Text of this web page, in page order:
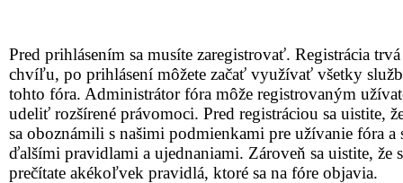
Pred prihlásením sa musíte zaregistrovať. Registrácia
chvíľu, po prihlásení môžete začať využívať všetky
tohto fóra. Administrátor fóra môže registrovaným
udeliť rozšírené právomoci. Pred registráciou sa uistite,
sa oboznámili s našimi podmienkami pre užívanie fóra a
ďalšími pravidlami a ujednaniami. Zároveň sa uistite, že
prečítate akékoľvek pravidlá, ktoré sa na fóre objavia.